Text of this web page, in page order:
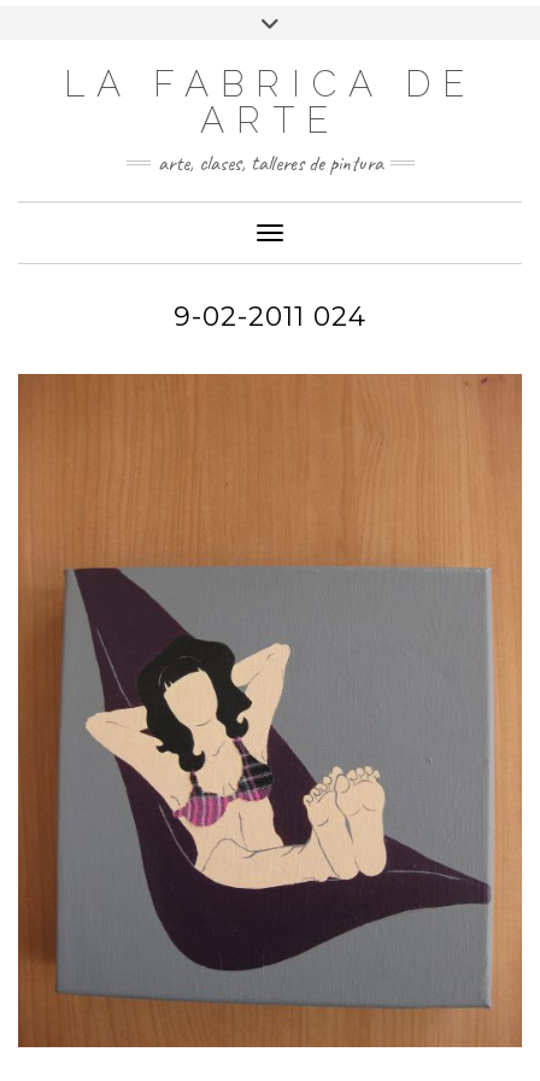
LA FABRICA DE
ARTE
arte, clases, talleres de pintura
Cambiar modo de navegación
9-02-2011 024